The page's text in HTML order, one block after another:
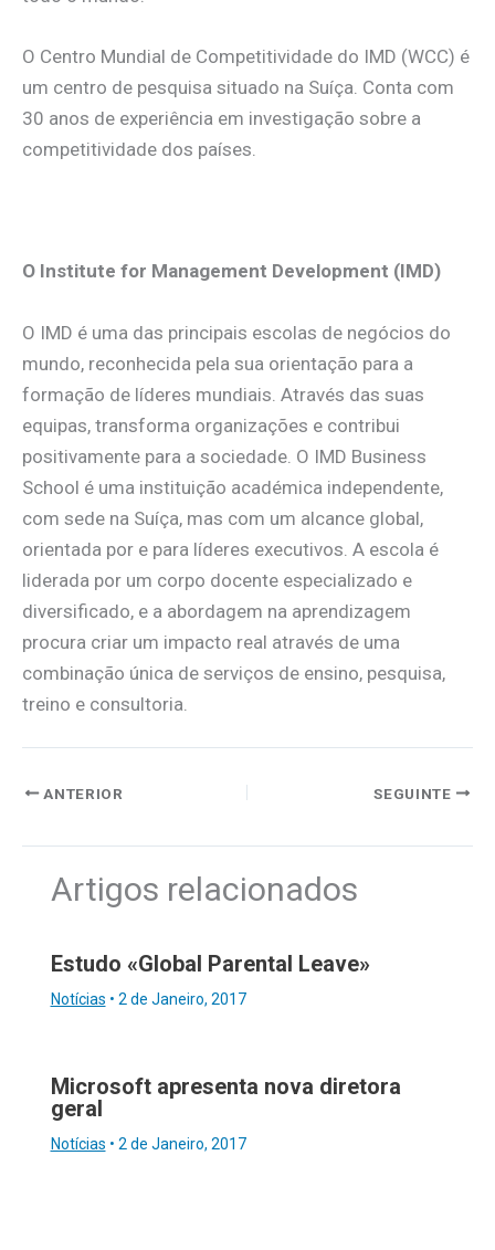
O Centro Mundial de Competitividade do IMD (WCC) é
um centro de pesquisa situado na Suíça. Conta com
30 anos de experiência em investigação sobre a
competitividade dos países.
O Institute for Management Development (IMD)
O IMD é uma das principais escolas de negócios do
mundo, reconhecida pela sua orientação para a
formação de líderes mundiais. Através das suas
equipas, transforma organizações e contribui
positivamente para a sociedade. O IMD Business
School é uma instituição académica independente,
com sede na Suíça, mas com um alcance global,
orientada por e para líderes executivos. A escola é
liderada por um corpo docente especializado e
diversificado, e a abordagem na aprendizagem
procura criar um impacto real através de uma
combinação única de serviços de ensino, pesquisa,
treino e consultoria.
ANTERIOR SEGUINTE
Artigos relacionados
Estudo «Global Parental Leave»
Notícias • 2 de Janeiro, 2017
Microsoft apresenta nova diretora
geral
Notícias • 2 de Janeiro, 2017